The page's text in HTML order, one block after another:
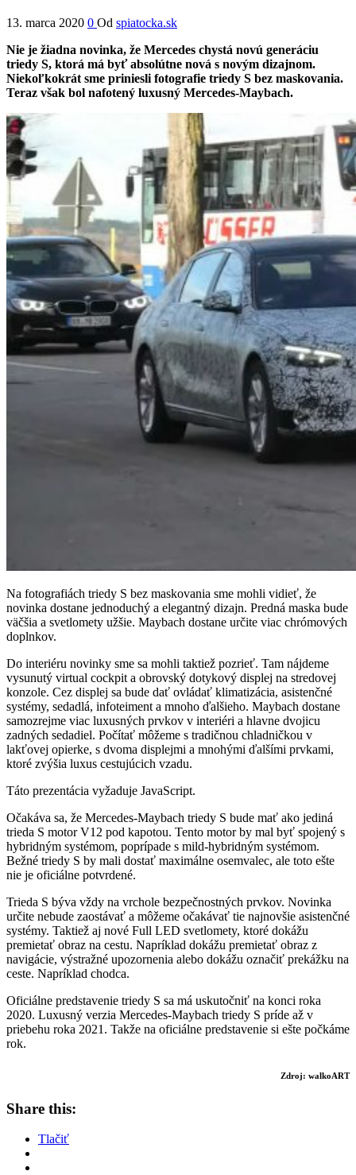
13. marca 2020 0 Od spiatocka.sk
Nie je žiadna novinka, že Mercedes chystá novú generáciu
triedy S, ktorá má byť absolútne nová s novým dizajnom.
Niekoľkokrát sme priniesli fotografie triedy S bez maskovania.
Teraz však bol nafotený luxusný Mercedes-Maybach.
Na fotografiách triedy S bez maskovania sme mohli vidieť, že
novinka dostane jednoduchý a elegantný dizajn. Predná maska bude
väčšia a svetlomety užšie. Maybach dostane určite viac chrómových
doplnkov.
Do interiéru novinky sme sa mohli taktiež pozrieť. Tam nájdeme
vysunutý virtual cockpit a obrovský dotykový displej na stredovej
konzole. Cez displej sa bude dať ovládať klimatizácia, asistenčné
systémy, sedadlá, infoteiment a mnoho ďalšieho. Maybach dostane
samozrejme viac luxusných prvkov v interiéri a hlavne dvojicu
zadných sedadiel. Počítať môžeme s tradičnou chladničkou v
lakťovej opierke, s dvoma displejmi a mnohými ďalšími prvkami,
ktoré zvýšia luxus cestujúcich vzadu.
Táto prezentácia vyžaduje JavaScript.
Očakáva sa, že Mercedes-Maybach triedy S bude mať ako jediná
trieda S motor V12 pod kapotou. Tento motor by mal byť spojený s
hybridným systémom, poprípade s mild-hybridným systémom.
Bežné triedy S by mali dostať maximálne osemvalec, ale toto ešte
nie je oficiálne potvrdené.
Trieda S býva vždy na vrchole bezpečnostných prvkov. Novinka
určite nebude zaostávať a môžeme očakávať tie najnovšie asistenčné
systémy. Taktiež aj nové Full LED svetlomety, ktoré dokážu
premietať obraz na cestu. Napríklad dokážu premietať obraz z
navigácie, výstražné upozornenia alebo dokážu označiť prekážku na
ceste. Napríklad chodca.
Oficiálne predstavenie triedy S sa má uskutočniť na konci roka
2020. Luxusný verzia Mercedes-Maybach triedy S príde až v
priebehu roka 2021. Takže na oficiálne predstavenie si ešte počkáme
rok.
Zdroj: walkoART
Share this:
Tlačiť